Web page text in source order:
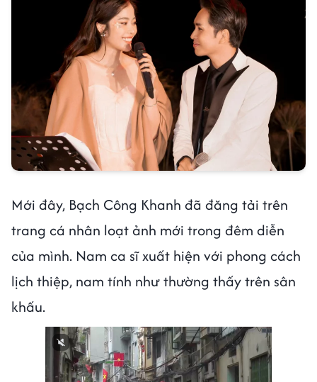
Mới đây, Bạch Công Khanh đã đăng tải trên
trang cá nhân loạt ảnh mới trong đêm diễn
của mình. Nam ca sĩ xuất hiện với phong cách
lịch thiệp, nam tính như thường thấy trên sân
khấu.